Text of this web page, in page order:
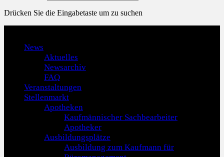
Drücken Sie die Eingabetaste um zu suchen
News
Aktuelles
Newsarchiv
FAQ
Veranstaltungen
Stellenmarkt
Apotheken
Kaufmännischer Sachbearbeiter
Apotheker
Ausbildungsplätze
Ausbildung zum Kaufmann für